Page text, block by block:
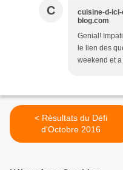
C
cuisine-d-
blog.com
Genial!
le lien des
weekend et
< Résultats du Défi
d'Octobre 2016